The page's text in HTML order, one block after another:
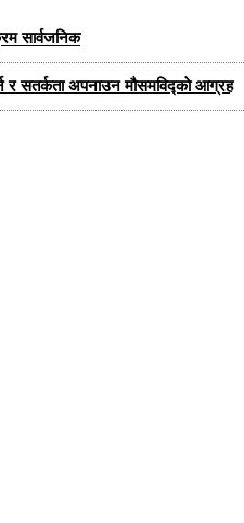
सार्वजनिक
र सतर्कता अपनाउन मौसमविद्काे आग्रह